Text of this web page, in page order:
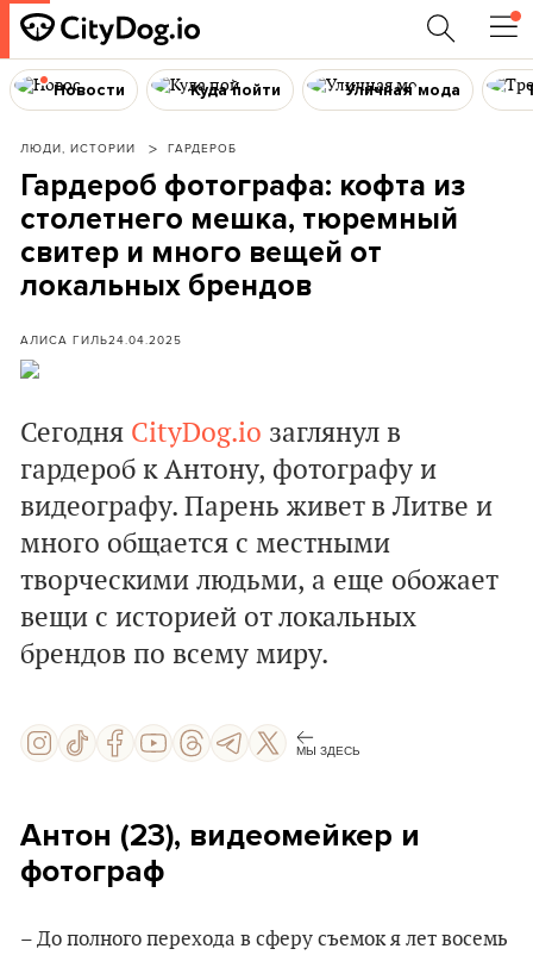
Новости Куда пойти Уличная мода
ЛЮДИ, ИСТОРИИ ГАРДЕРОБ
Гардероб фотографа: кофта из
столетнего мешка, тюремный
свитер и много вещей от
локальных брендов
АЛИСА ГИЛЬ24.04.2025
Сегодня СityDog.io заглянул в
гардероб к Антону, фотографу и
видеографу. Парень живет в Литве и
много общается с местными
творческими людьми, а еще обожает
вещи с историей от локальных
брендов по всему миру.
МЫ ЗДЕСЬ
Антон (23), видеомейкер и
фотограф
– До полного перехода в сферу съемок я лет восемь